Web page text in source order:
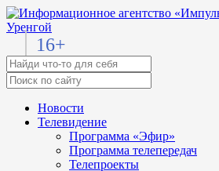
16+
Новости
Телевидение
Программа «Эфир»
Программа телепередач
Телепроекты